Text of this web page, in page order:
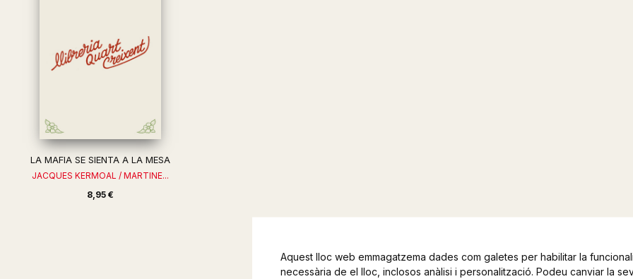
LA MAFIA SE SIENTA A LA MESA
JACQUES KERMOAL / MARTINE...
8,95 €
Aquest lloc web emmagatzema dades com galetes per habilitar la
necessària de el lloc, inclosos anàlisi i personalització. Podeu canviar la